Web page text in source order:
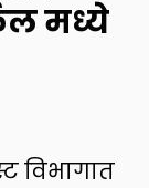
मध्ये
विभागात